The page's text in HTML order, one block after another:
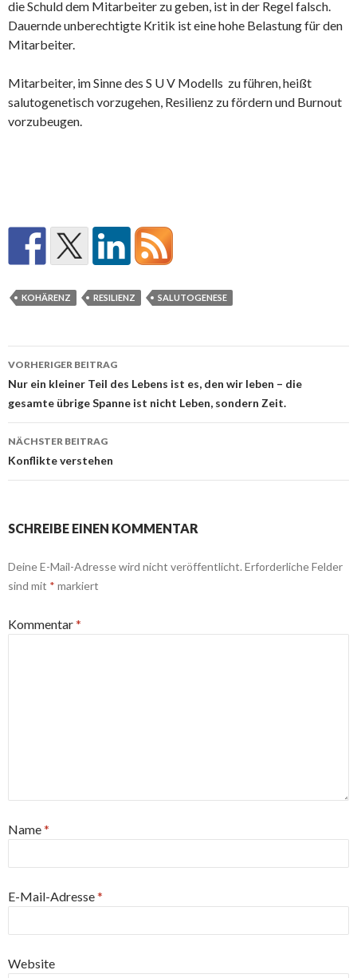
die Schuld dem Mitarbeiter zu geben, ist in der Regel falsch.
Dauernde unberechtigte Kritik ist eine hohe Belastung für den
Mitarbeiter.
Mitarbeiter, im Sinne des S U V Modells zu führen, heißt
salutogenetisch vorzugehen, Resilienz zu fördern und Burnout
vorzubeugen.
KOHÄRENZ RESILIENZ SALUTOGENESE
Beitrags-
Navigation
VORHERIGER BEITRAG
Nur ein kleiner Teil des Lebens ist es, den wir leben – die
gesamte übrige Spanne ist nicht Leben, sondern Zeit.
NÄCHSTER BEITRAG
Konflikte verstehen
SCHREIBE EINEN KOMMENTAR
Deine E-Mail-Adresse wird nicht veröffentlicht. Erforderliche Felder
sind mit * markiert
Kommentar*
Name*
E-Mail-Adresse*
Website